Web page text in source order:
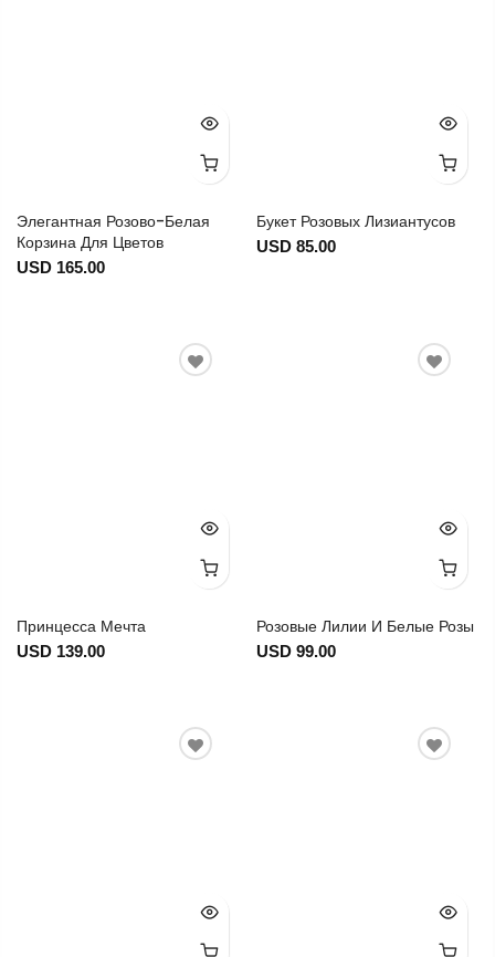
Элегантная Розово-Белая
Корзина Для Цветов
USD 165.00
Букет Розовых Лизиантусов
USD 85.00
Принцесса Мечта
USD 139.00
Розовые Лилии И Белые Розы
USD 99.00